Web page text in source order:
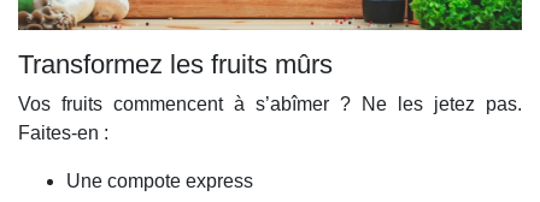
Transformez les fruits mûrs
Vos fruits commencent à s’abîmer ? Ne les jetez pas.
Faites-en :
Une compote express